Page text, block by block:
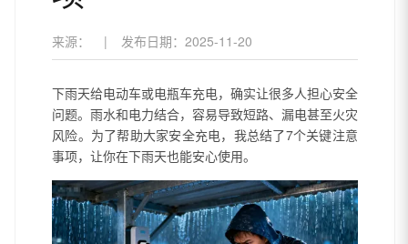
来源： | 发布日期： 2025-11-20
下雨天给电动车或电瓶车充电，确实让很多人担心安全
问题。雨水和电力结合，容易导致短路、漏电甚至火灾
风险。为了帮助大家安全充电，我总结了7个关键注意
事项，让你在下雨天也能安心使用。